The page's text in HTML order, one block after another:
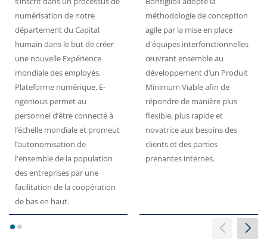
numérisation de notre
département du Capital
humain dans le but de créer
une nouvelle Expérience
mondiale des employés.
Plateforme numérique, E-
ngenious permet au
personnel d’être connecté à
l’échelle mondiale et promeut
l’autonomisation de
l'ensemble de la population
des entreprises par une
facilitation de la coopération
de bas en haut.
méthodologie de conception
agile par la mise en place
d'équipes interfonctionnelles
œuvrant ensemble au
développement d’un Produit
Minimum Viable afin de
répondre de manière plus
flexible, plus rapide et
novatrice aux besoins des
clients et des parties
prenantes internes.
12